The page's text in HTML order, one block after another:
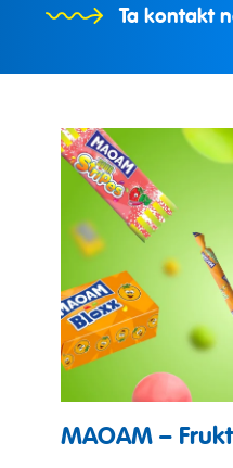
Ta kontakt
MAOAM –